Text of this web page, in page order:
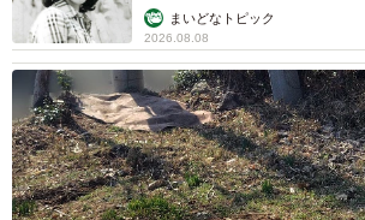
む」まいどなトピック
2026.08.08